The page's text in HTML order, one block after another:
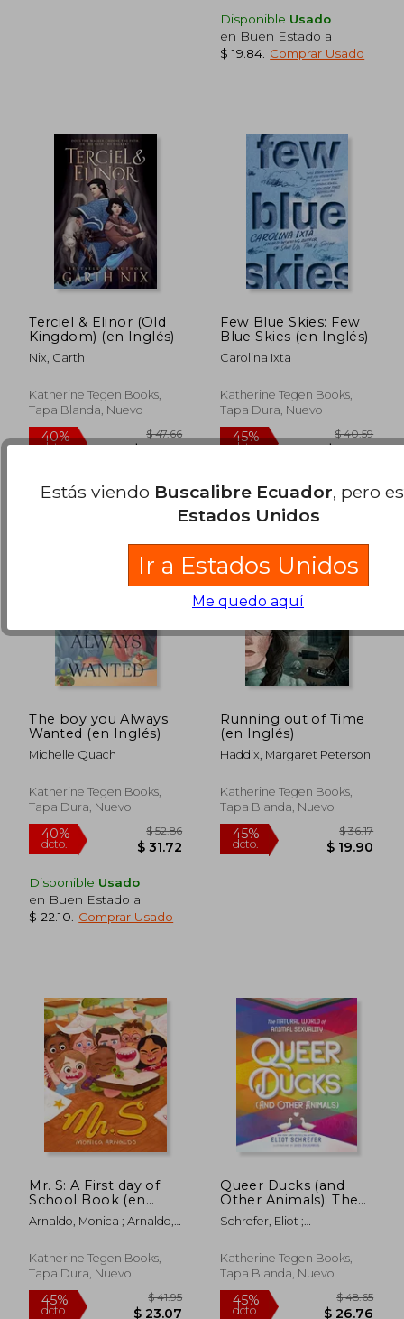
40%
dcto.
$ 36.66
$ 22.00
40%
dcto. $
$ 23.62
Disponible Usado
en Buen Estado a
$ 19.84 Comprar Usado
Terciel & Elinor (Old
Kingdom) (en Inglés)
Nix, Garth
Katherine Tegen Books,
Tapa Blanda, Nuevo
40%
dcto. $ 28.60
Few Blue Skies: Few
Blue Skies (en Inglés)
Carolina Ixta
Katherine Tegen Books,
Tapa Dura, Nuevo
45%
dcto. $
The boy you Always
Wanted (en Inglés)
Michelle Quach
Katherine Tegen Books,
Tapa Dura, Nuevo
Disponible Usado
en Buen Estado a
$ 22.10
Comprar Usado
Running out of Time
(en Inglés)
Haddix, Margaret Peterson
Katherine Tegen Books,
Tapa Blanda, Nuevo
Mr. S: A First day of
School Book (en
Inglés)
Arnaldo, Monica ; Arnaldo,
Katherine Tegen Books,
Tapa Dura, Nuevo
Queer Ducks (and
Other Animals): The
Natural World of
Animal Sexuality (en
Schrefer, Eliot ;
Katherine Tegen Books,
Tapa Blanda, Nuevo
Estás viendo Buscalibre Ecuador, pero
Estados Unidos
Ir a Estados Unidos
Me quedo aquí